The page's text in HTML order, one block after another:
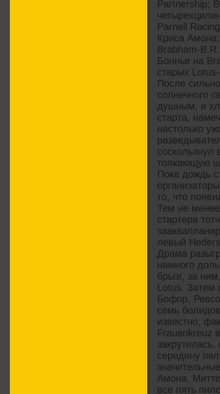
Partnership;
Parnell
Криса
Brabham-
Боннье на
старых
После
солнечного
душным, и
старта,
настолько
толкающую
Пока дождь
то, что
Тем не
стартера
левый
Драма
намного
брызг, за
Lotus. Затем
Бофор,
семь
известно,
Frauenkreuz
середину
Амона,
все пять